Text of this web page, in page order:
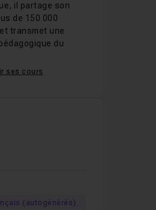
il partage son
de 150 000
transmet une
du
ses cours
(autogénérés)